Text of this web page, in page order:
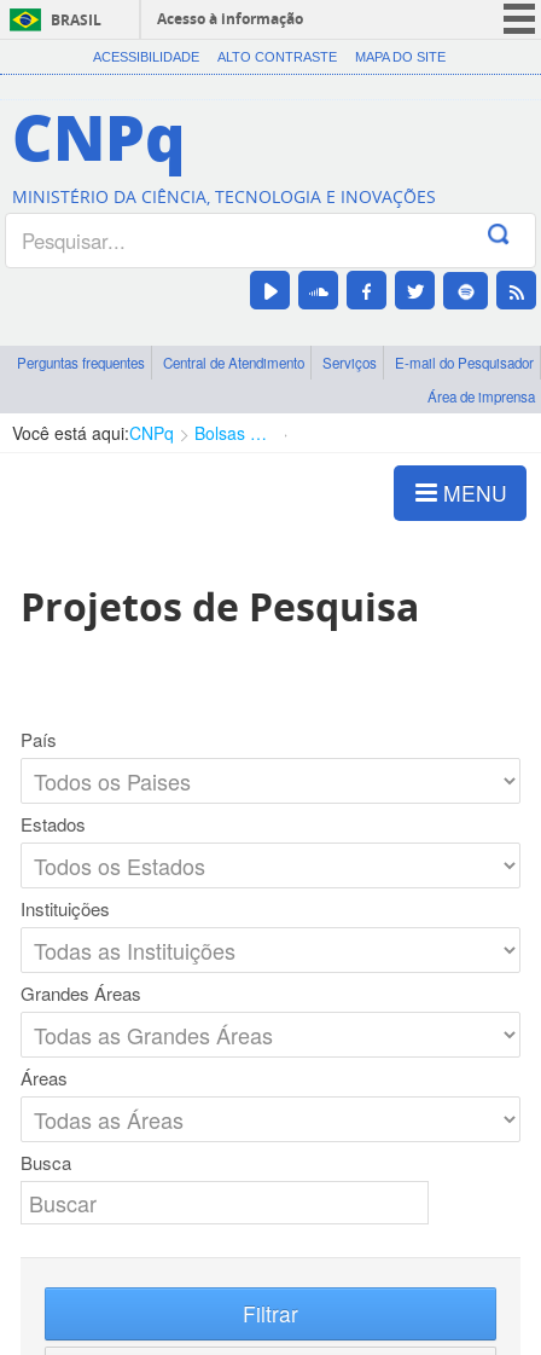
BRASIL
Acesso à informação
CORONAVÍRUS (COVID-19)
Canais
ACESSIBILIDADE ALTO CONTRASTE MAPA DO SITE
CNPq
MINISTÉRIO DA CIÊNCIA, TECNOLOGIA E INOVAÇÕES
Perguntas frequentes Central de Atendimento Serviços
E-mail do Pesquisador
Área de imprensa
Você está aqui:CNPq Bolsas e Auxílios Vigentes
MENU
Projetos de Pesquisa
País
Estados
Instituições
Grandes Áreas
Áreas
Busca
Filtrar